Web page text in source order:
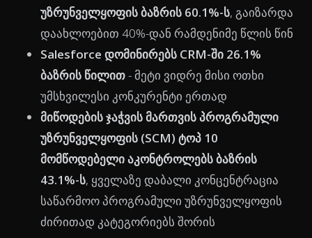
უზრუნველყოფის ბაზრის 60.1%-ს, გაიზარდა
დაახლოებით 40%-დან რამდენიმე წლის წინ
Salesforce დომინირებს CRM-ში 26.1%
ბაზრის წილით- მეტი ვიდრე მისი ოთხი
უმსხვილესი კონკურენტი ერთად
მიწოდების ჯაჭვის მართვის პროგრამული
უზრუნველყოფის (SCM) ტოპ 10
მომწოდებელი აკონტროლებს ბაზრის
43.1%-ს, ყველაზე დაბალი კონცენტრაცია
საწარმოო პროგრამული უზრუნველყოფის
ძირითად კატეგორიებს შორის